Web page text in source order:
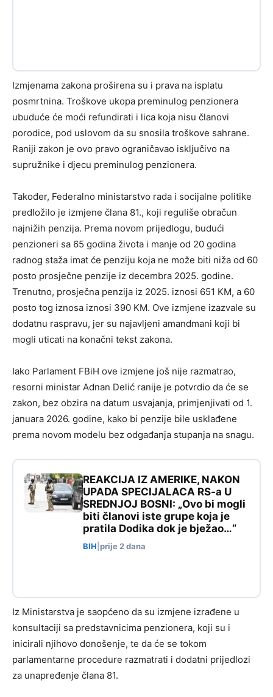
Izmjenama zakona proširena su i prava na isplatu
posmrtnina. Troškove ukopa preminulog penzionera
ubuduće će moći refundirati i lica koja nisu članovi
porodice, pod uslovom da su snosila troškove sahrane.
Raniji zakon je ovo pravo ograničavao isključivo na
supružnike i djecu preminulog penzionera.
Također, Federalno ministarstvo rada i socijalne politike
predložilo je izmjene člana 81., koji reguliše obračun
najnižih penzija. Prema novom prijedlogu, budući
penzioneri sa 65 godina života i manje od 20 godina
radnog staža imat će penziju koja ne može biti niža od 60
posto prosječne penzije iz decembra 2025. godine.
Trenutno, prosječna penzija iz 2025. iznosi 651 KM, a 60
posto tog iznosa iznosi 390 KM. Ove izmjene izazvale su
dodatnu raspravu, jer su najavljeni amandmani koji bi
mogli uticati na konačni tekst zakona.
Iako Parlament FBiH ove izmjene još nije razmatrao,
resorni ministar Adnan Delić ranije je potvrdio da će se
zakon, bez obzira na datum usvajanja, primjenjivati od 1.
januara 2026. godine, kako bi penzije bile usklađene
prema novom modelu bez odgađanja stupanja na snagu.
REAKCIJA IZ AMERIKE, NAKON
UPADA SPECIJALACA RS-a U
SREDNJOJ BOSNI: „Ovo bi mogli
biti članovi iste grupe koja je
pratila Dodika dok je bježao…“
BIH prije 2 dana
Iz Ministarstva je saopćeno da su izmjene izrađene u
konsultaciji sa predstavnicima penzionera, koji su i
inicirali njihovo donošenje, te da će se tokom
parlamentarne procedure razmatrati i dodatni prijedlozi
za unapređenje člana 81.